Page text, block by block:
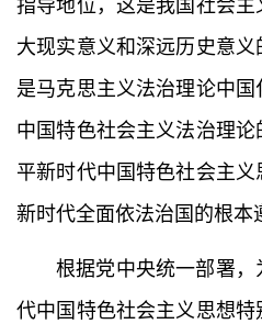
指导地位，这是我国社会
大现实意义和深远历史意
是马克思主义法治理论中
中国特色社会主义法治理
平新时代中国特色社会主
新时代全面依法治国的根本
根据党中央统一部署
代中国特色社会主义思想